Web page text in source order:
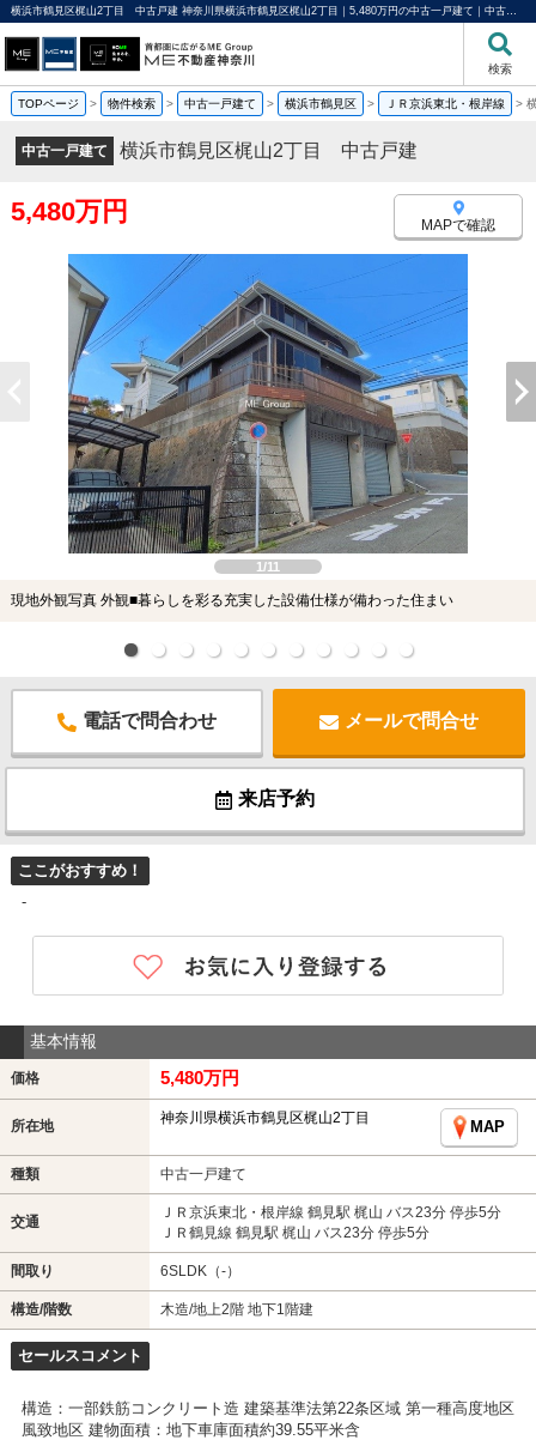
横浜市鶴見区梶山2丁目 中古戸建 神奈川県横浜市鶴見区梶山2丁目｜5,480万円の中古一戸建て｜中古住宅や中古物件情報｜ME不動産神奈川
検索
TOPページ > 物件検索 > 中古一戸建て > 横浜市鶴見区 > ＪＲ京浜東北・根岸線 >
中古一戸建て 横浜市鶴見区梶山2丁目 中古戸建
5,480万円 MAPで確認
1/11
現地外観写真 外観■暮らしを彩る充実した設備仕様が備わった住まい
電話で問合わせ メールで問合せ
来店予約
ここがおすすめ！
-
基本情報
価格 5,480万円
所在地 神奈川県横浜市鶴見区梶山2丁目
MAP
種類 中古一戸建て
交通
ＪＲ京浜東北・根岸線 鶴見駅 梶山 バス23分 停歩5分
ＪＲ鶴見線 鶴見駅 梶山 バス23分 停歩5分
間取り 6SLDK（-）
構造/階数 木造/地上2階 地下1階建
セールスコメント
構造：一部鉄筋コンクリート造 建築基準法第22条区域 第一種高度地区
風致地区 建物面積：地下車庫面積約39.55平米含